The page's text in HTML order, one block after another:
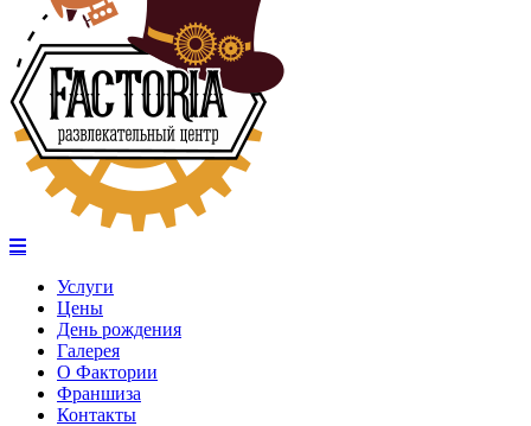
Услуги
Цены
День рождения
Галерея
О Фактории
Франшиза
Контакты